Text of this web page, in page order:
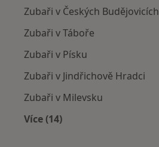
Zubaři v Českých Budějovicích
Zubaři v Táboře
Zubaři v Písku
Zubaři v Jindřichově Hradci
Zubaři v Milevsku
Více (14)